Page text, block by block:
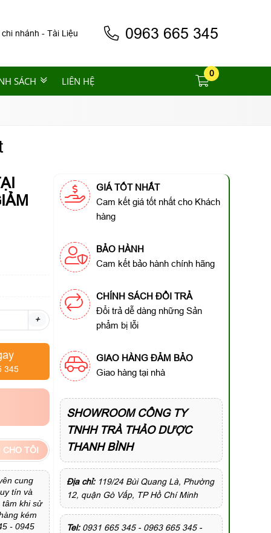
nhánh - Tài Liệu 0963 665 345
SÁCH LIÊN HỆ
0
+
345
TÔI
cung
tín và
tâm khi sử
kém
- 0945
GIÁ TỐT NHẤT
Cam kết giá tốt nhất cho Khách
hàng
BẢO HÀNH
Cam kết bảo hành chính hãng
CHÍNH SÁCH ĐỔI TRẢ
Đổi trả dễ dàng những Sản
phẩm bị lỗi
GIAO HÀNG ĐẢM BẢO
Giao hàng tại nhà
SHOWROOM CÔNG TY
TNHH TRÀ THẢO DƯỢC
THANH BÌNH
Địa chỉ: 119/24 Bùi Quang Là, Phường
12, quận Gò Vấp, TP Hồ Chí Minh
Tel:0931 665 345 - 0963 665 345 -